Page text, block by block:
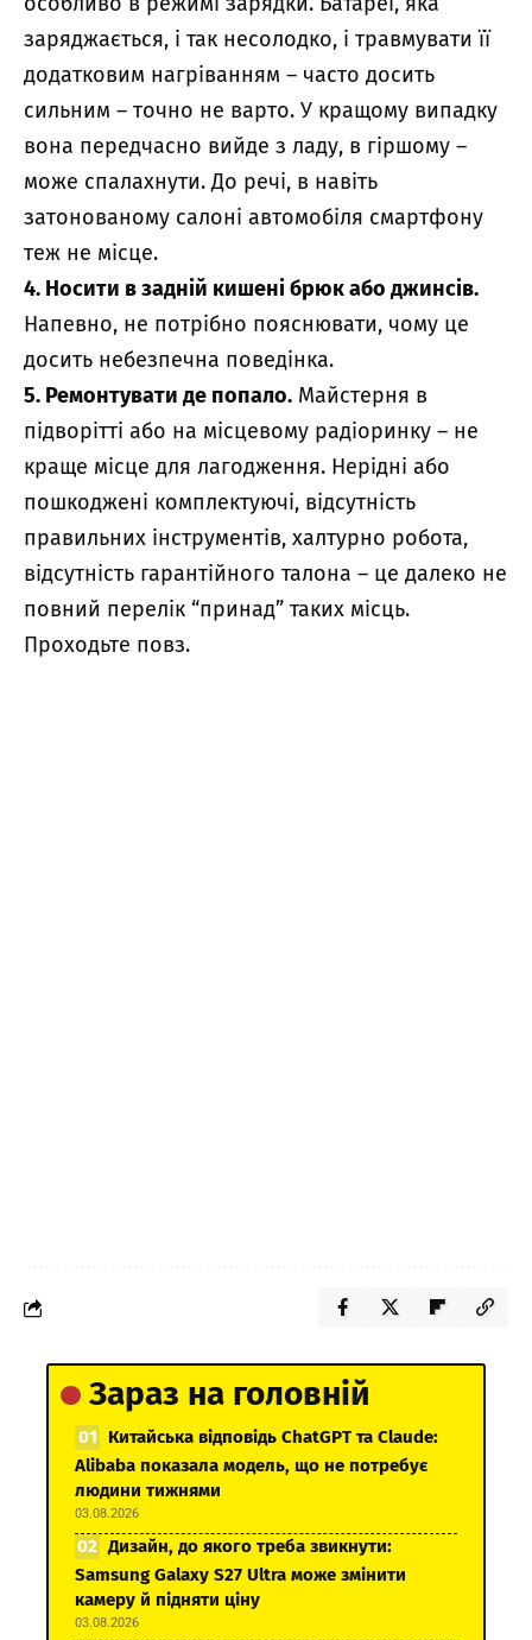
заряджається, і так несолодко, і травмувати її
додатковим нагріванням – часто досить
сильним – точно не варто. У кращому випадку
вона передчасно вийде з ладу, в гіршому –
може спалахнути. До речі, в навіть
затонованому салоні автомобіля смартфону
теж не місце.
4. Носити в задній кишені брюк або джинсів.
Напевно, не потрібно пояснювати, чому це
досить небезпечна поведінка.
5. Ремонтувати де попало. Майстерня в
підворітті або на місцевому радіоринку – не
краще місце для лагодження. Нерідні або
пошкоджені комплектуючі, відсутність
правильних інструментів, халтурно робота,
відсутність гарантійного талона – це далеко не
повний перелік “принад” таких місць.
Проходьте повз.
Зараз на головній
Китайська відповідь ChatGPT та Claude:
Alibaba показала модель, що не потребує
людини тижнями
03.08.2026
Дизайн, до якого треба звикнути:
Samsung Galaxy S27 Ultra може змінити
камеру й підняти ціну
03.08.2026